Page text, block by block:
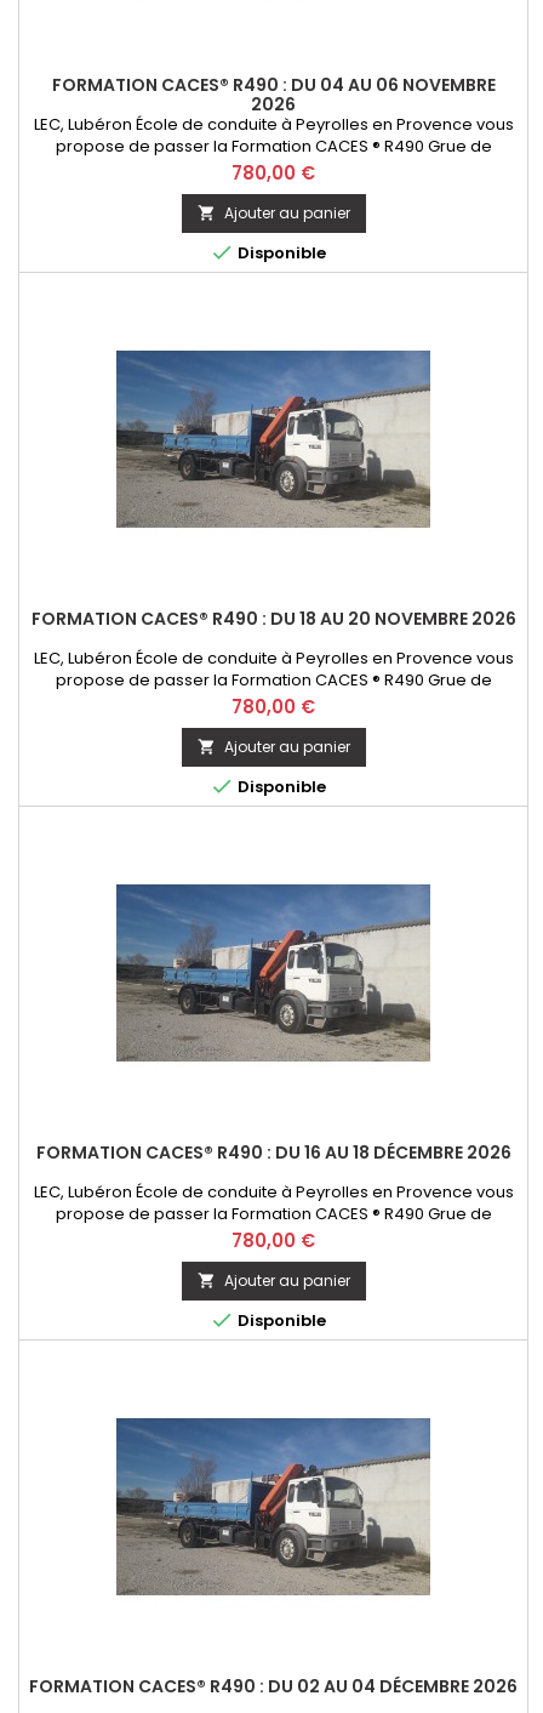
FORMATION CACES® R490 : DU 04 AU 06 NOVEMBRE
2026
LEC, Lubéron École de conduite à Peyrolles en Provence vous
propose de passer la Formation CACES ® R490 Grue de
chargement - option télécommande. Initial ou Recyclage
Prix
780,00 €
 Ajouter au panier
 Disponible
FORMATION CACES® R490 : DU 18 AU 20 NOVEMBRE 2026
LEC, Lubéron École de conduite à Peyrolles en Provence vous
propose de passer la Formation CACES ® R490 Grue de
chargement - option télécommande. Initial ou Recyclage
Prix
780,00 €
 Ajouter au panier
 Disponible
FORMATION CACES® R490 : DU 16 AU 18 DÉCEMBRE 2026
LEC, Lubéron École de conduite à Peyrolles en Provence vous
propose de passer la Formation CACES ® R490 Grue de
chargement - option télécommande. Initial ou Recyclage
Prix
780,00 €
 Ajouter au panier
 Disponible
FORMATION CACES® R490 : DU 02 AU 04 DÉCEMBRE 2026